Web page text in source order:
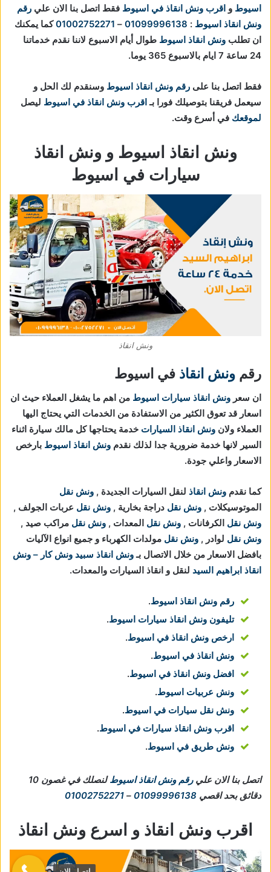
اسيوط و اقرب ونش انقاذ في اسيوط فقط اتصل بنا الان علي رقم
ونش انقاذ اسيوط :
01099996138
–
01002752271كما يمكنك
ان تطلب ونش انقاذ اسيوط طوال أيام الاسبوع لاننا نقدم خدماتنا
24 ساعة 7 ايام بالاسبوع 365 يوما.
فقط اتصل بنا على رقم ونش انقاذ اسيوط وسنقدم لك الحل و
سيعمل فريقنا بتوصيلك فورا بـ اقرب ونش انقاذ في اسيوط ليصل
لموقعك في أسرع وقت.
ونش انقاذ اسيوط و ونش انقاذ
سيارات في اسيوط
ونش انقاذ
رقم ونش انقاذ في اسيوط
ان سعر ونش انقاذ سيارات اسيوط من اهم ما يشغل العملاء حيث ان
اسعار قد تعوق الكثير من الاستفادة من الخدمات التي يحتاج اليها
العملاء ولان ونش انقاذ السيارات خدمة يحتاجها كل مالك سيارة اثناء
السير لانها خدمة ضرورية جدا لذلك نقدم ونش انقاذ اسيوط بارخص
الاسعار واعلي جودة.
كما نقدم ونش انقاذ لنقل السيارات الجديدة , ونش نقل
الموتوسيكلات , ونش نقل دراجة بخارية , ونش نقل عربات الجولف ,
ونش نقل الكرفانات , ونش نقل المعدات , ونش نقل مراكب صيد ,
ونش نقل لوادر , ونش نقل مولدات الكهرباء و جميع انواع الآليات
بافضل الاسعار من خلال الاتصال بـونش انقاذ سبيد ونش كار – ونش
انقاذ ابراهيم السيد لنقل و انقاذ السيارات والمعدات.
رقم ونش انقاذ اسيوط.
تليفون ونش انقاذ سيارات اسيوط.
ارخص ونش انقاذ في اسيوط.
ونش انقاذ في اسيوط.
افضل ونش انقاذ في اسيوط.
ونش عربيات اسيوط.
ونش نقل سيارات في اسيوط.
اقرب ونش انقاذ سيارات في اسيوط.
ونش طريق في اسيوط.
اتصل بنا الان عليرقم ونش انقاذ اسيوط
لنصلك في غصون 10
دقائق بحد اقصي 01099996138
–
01002752271
اقرب ونش انقاذ و اسرع ونش انقاذ